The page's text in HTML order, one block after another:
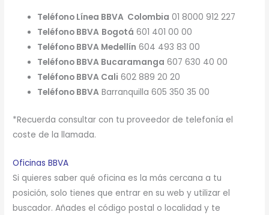
Teléfono Línea BBVA Colombia 01 8000 912 227
Teléfono BBVA Bogotá 601 401 00 00
Teléfono BBVA Medellín 604 493 83 00
Teléfono BBVA Bucaramanga 607 630 40 00
Teléfono BBVA Cali 602 889 20 20
Teléfono BBVA Barranquilla 605 350 35 00
*Recuerda consultar con tu proveedor de telefonía el
coste de la llamada.
Oficinas BBVA
Si quieres saber qué oficina es la más cercana a tu
posición, solo tienes que entrar en su web y utilizar el
buscador. Añades el código postal o localidad y te